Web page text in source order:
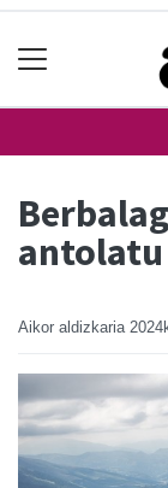
Aikor aldizkaria